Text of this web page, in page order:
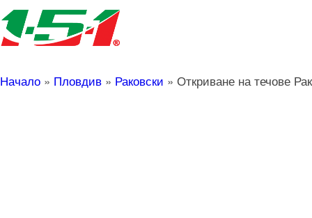
Начало » Пловдив » Раковски » Откриване на течове